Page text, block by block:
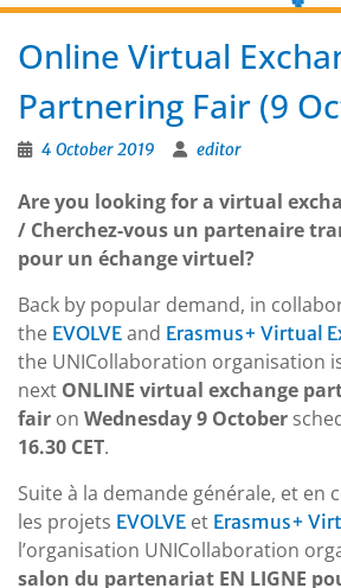
Online Virtual
Partnering Fair (9
4 October 2019 editor
Are you looking for a virtual
/ Cherchez-vous un partenaire
pour un échange virtuel?
Back by popular demand, in
the EVOLVE and Erasmus+ Virtual
the UNICollaboration organisation
next ONLINE virtual exchange
fair on Wednesday 9 October
16.30 CET.
Suite à la demande générale, et en
les projets EVOLVE et Erasmus+
l’organisation UNICollaboration
salon du partenariat EN LIGNE